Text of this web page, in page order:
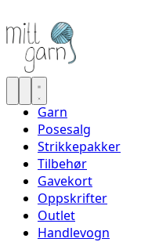
Garn
Posesalg
Strikkepakker
Tilbehør
Gavekort
Oppskrifter
Outlet
Handlevogn